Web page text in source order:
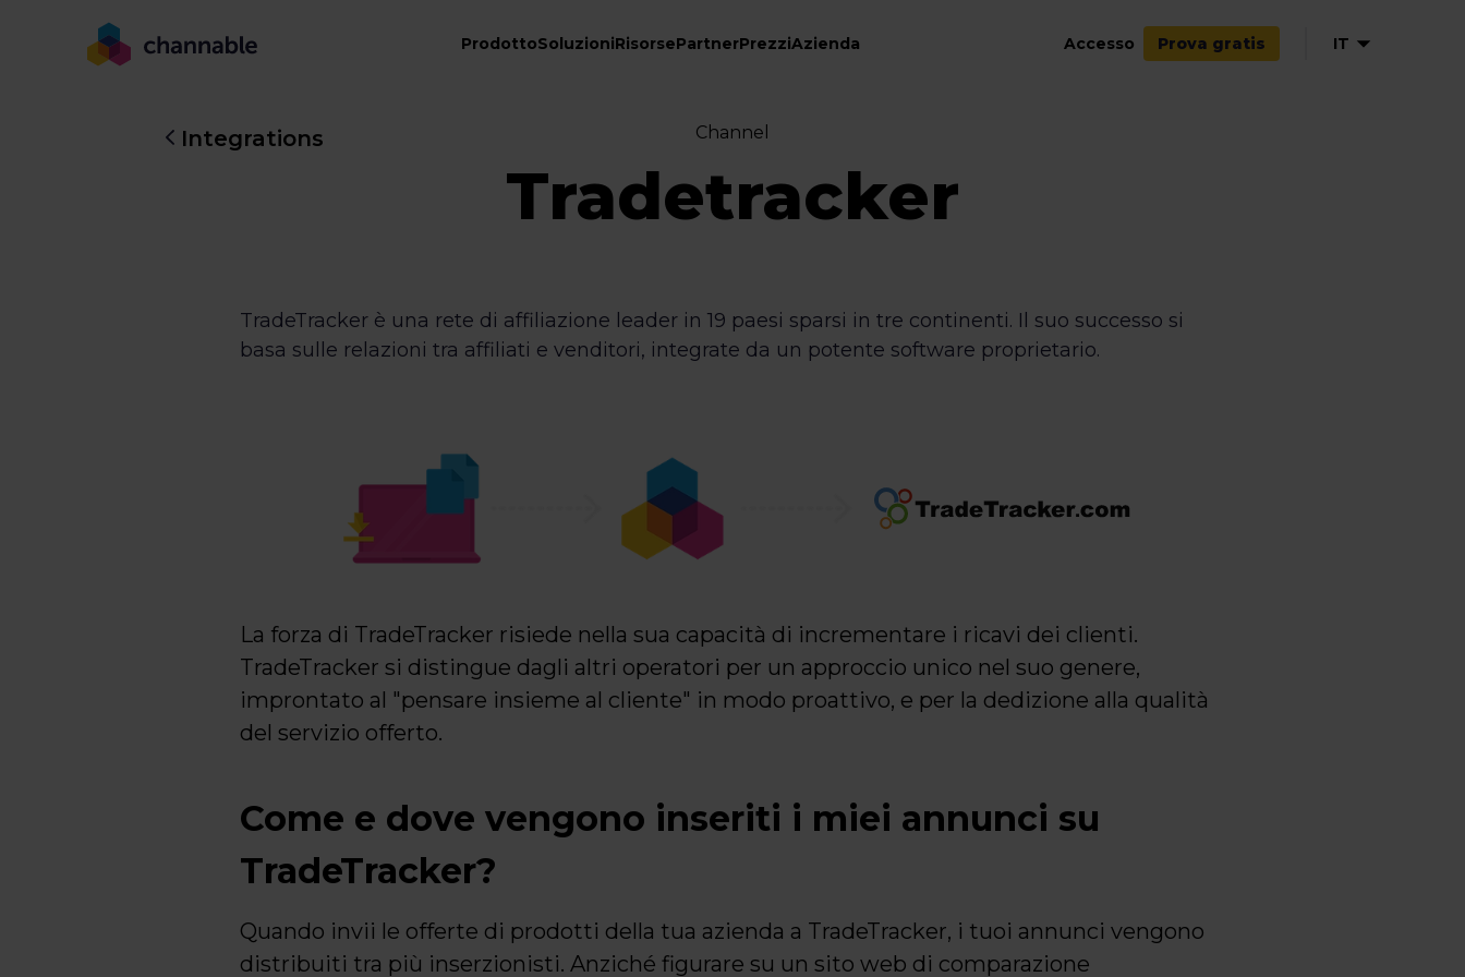
ProdottoSoluzioniRisorsePartnerPrezziAzienda Accesso Prova gratis IT
Integrations Channel
Tradetracker
TradeTracker è una rete di affiliazione leader in 19 paesi sparsi in tre continenti. Il suo successo si
basa sulle relazioni tra affiliati e venditori, integrate da un potente software proprietario.
La forza di TradeTracker risiede nella sua capacità di incrementare i ricavi dei clienti.
TradeTracker si distingue dagli altri operatori per un approccio unico nel suo genere,
improntato al "pensare insieme al cliente" in modo proattivo, e per la dedizione alla qualità
del servizio offerto.
Come e dove vengono inseriti i miei annunci su
TradeTracker?
Quando invii le offerte di prodotti della tua azienda a TradeTracker, i tuoi annunci vengono
distribuiti tra più inserzionisti. Anziché figurare su un sito web di comparazione